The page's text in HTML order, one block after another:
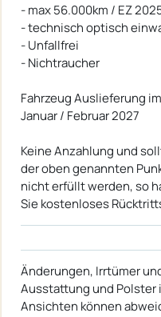
- max 56.000km / EZ
- technisch optisch
- Unfallfrei
- Nichtraucher
Fahrzeug Auslieferung im
Januar / Februar 2027
Keine Anzahlung und
der oben genannten
nicht erfüllt werden, so
Sie kostenloses
Änderungen, Irrtümer
Ausstattung und Polster
Ansichten können